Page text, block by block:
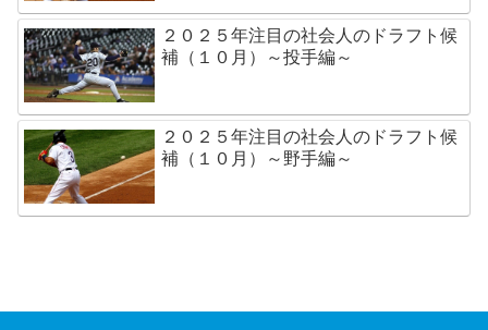
２０２５年注目の社会人のドラフト候
補（１０月）～投手編～
２０２５年注目の社会人のドラフト候
補（１０月）～野手編～